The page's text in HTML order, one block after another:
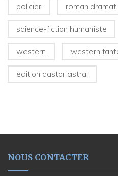
policier roman
science-fiction humaniste
western western
édition castor astral
NOUS CONTACTER